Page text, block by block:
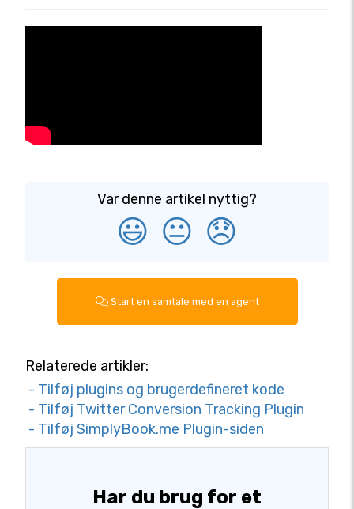
Var denne artikel nyttig?
😃 😐 😞
Start en samtale med en agent
Relaterede artikler:
- Tilføj plugins og brugerdefineret kode
- Tilføj Twitter Conversion Tracking Plugin
- Tilføj SimplyBook.me Plugin-siden
Har du brug for et